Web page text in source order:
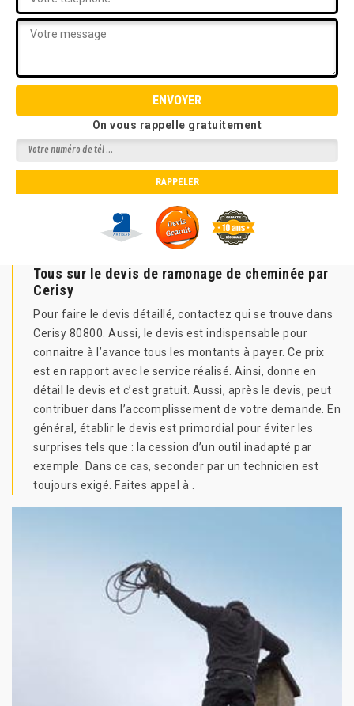
On vous rappelle gratuitement
Tous sur le devis de ramonage de cheminée par
Cerisy
Pour faire le devis détaillé, contactez qui se trouve dans
Cerisy 80800. Aussi, le devis est indispensable pour
connaitre à l’avance tous les montants à payer. Ce prix
est en rapport avec le service réalisé. Ainsi, donne en
détail le devis et c’est gratuit. Aussi, après le devis, peut
contribuer dans l’accomplissement de votre demande. En
général, établir le devis est primordial pour éviter les
surprises tels que : la cession d’un outil inadapté par
exemple. Dans ce cas, seconder par un technicien est
toujours exigé. Faites appel à .